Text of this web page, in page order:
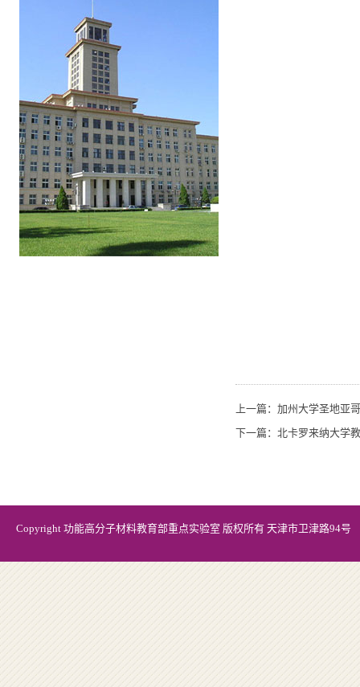
上一篇： 加州大学圣地亚
下一篇： 北卡罗来纳大学
Copyright 功能高分子材料教育部重点实验室 版权所有 天津市卫津路94号